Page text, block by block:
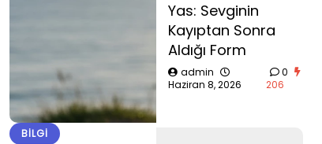
Yas: Sevginin
Kayıptan Sonra
Aldığı Form
admin
Haziran 8, 2026
0
206
BILGI